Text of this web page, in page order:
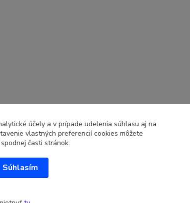
účely a v prípade udelenia súhlasu aj na
vlastných preferencií cookies môžete
časti stránok.
Súhlasím